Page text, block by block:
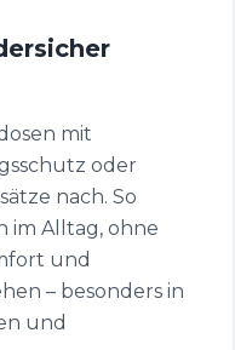
mit
oder
nach. So
im Alltag, ohne
und
– besonders in
und